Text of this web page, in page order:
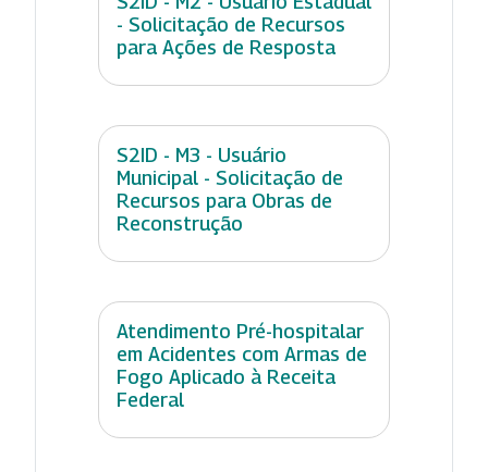
- Solicitação de Recursos
para Ações de Resposta
S2ID - M3 - Usuário
Municipal - Solicitação de
Recursos para Obras de
Reconstrução
Atendimento Pré-hospitalar
em Acidentes com Armas de
Fogo Aplicado à Receita
Federal